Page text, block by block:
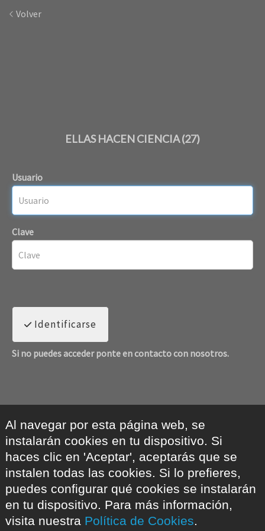
Volver
ELLAS HACEN CIENCIA (27)
Usuario
Clave
Identificarse
Si no puedes acceder ponte en contacto con nosotros.
Al navegar por esta página web, se
instalarán cookies en tu dispositivo. Si
haces clic en 'Aceptar', aceptarás que se
instalen todas las cookies. Si lo prefieres,
puedes configurar qué cookies se instalarán
en tu dispositivo. Para más información,
visita nuestra Política de Cookies.